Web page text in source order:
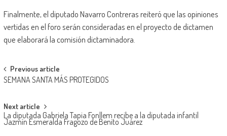
Finalmente, el diputado Navarro Contreras reiteró que las opiniones
vertidas en el foro serán consideradas en el proyecto de dictamen
que elaborará la comisión dictaminadora.
Post
navigation
Previous article
SEMANA SANTA MÁS PROTEGIDOS
Next article
La diputada Gabriela Tapia Fonllem recibe a la diputada infantil
Jazmín Esmeralda Fragozo de Benito Juárez